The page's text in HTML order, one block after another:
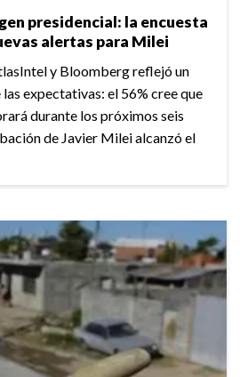
presidencial: la encuesta
alertas para Milei
y Bloomberg reflejó un
expectativas: el 56% cree que
durante los próximos seis
de Javier Milei alcanzó el